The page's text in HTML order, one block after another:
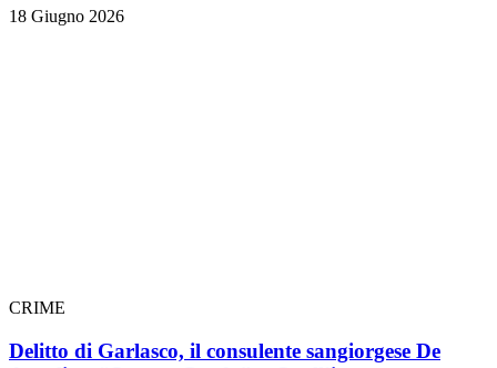
18 Giugno 2026
CRIME
Delitto di Garlasco, il consulente sangiorgese De